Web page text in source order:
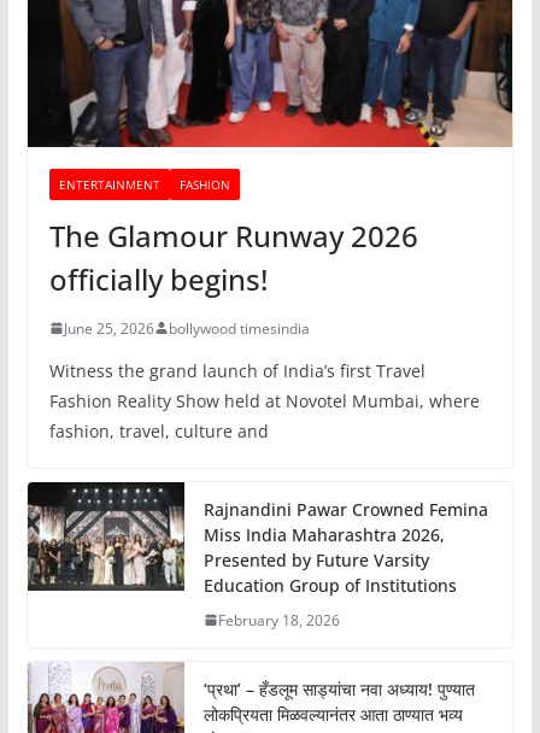
ENTERTAINMENT FASHION
The Glamour Runway 2026
officially begins!
June 25, 2026 bollywood timesindia
Witness the grand launch of India’s first Travel
Fashion Reality Show held at Novotel Mumbai, where
fashion, travel, culture and
Rajnandini Pawar Crowned Femina
Miss India Maharashtra 2026,
Presented by Future Varsity
Education Group of Institutions
February 18, 2026
‘प्रथा’ – हँडलूम साड्यांचा नवा अध्याय! पुण्यात
लोकप्रियता मिळवल्यानंतर आता ठाण्यात भव्य